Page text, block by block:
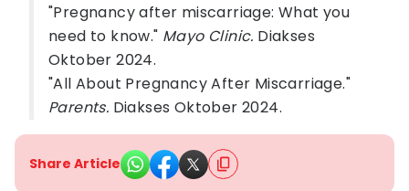
"Pregnancy after miscarriage: What you
need to know." Mayo Clinic. Diakses
Oktober 2024.
"All About Pregnancy After Miscarriage."
Parents. Diakses Oktober 2024.
Share Article